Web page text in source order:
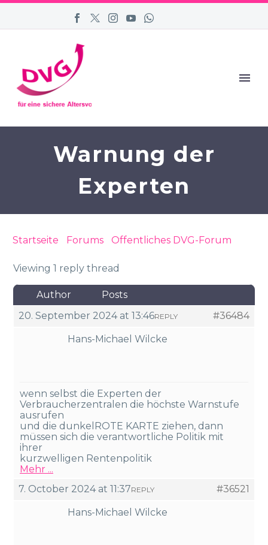
Warnung der
Experten
Startseite Forums Öffentliches DVG-Forum
Viewing 1 reply thread
Author
Posts
20. September 2024 at 13:46
#36484
REPLY
Hans-Michael Wilcke
wenn selbst die Experten der
Verbraucherzentralen die höchste Warnstufe
ausrufen
und die dunkelROTE KARTE ziehen, dann
müssen sich die verantwortliche Politik mit
ihrer
kurzwelligen Rentenpolitik
Mehr ...
7. October 2024 at 11:37
#36521
REPLY
Hans-Michael Wilcke